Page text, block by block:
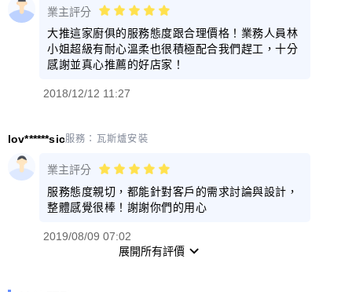
業主評分
大推這家廚俱的服務態度跟合理價格！業務人員林
小姐超級有耐心溫柔也很積極配合我們趕工，十分
感謝並真心推薦的好店家！
2018/12/12 11:27
lov******sic服務： 瓦斯爐安裝
業主評分
服務態度親切，都能針對客戶的需求討論與設計，
整體感覺很棒！謝謝你們的用心
2019/08/09 07:02
展開所有評價